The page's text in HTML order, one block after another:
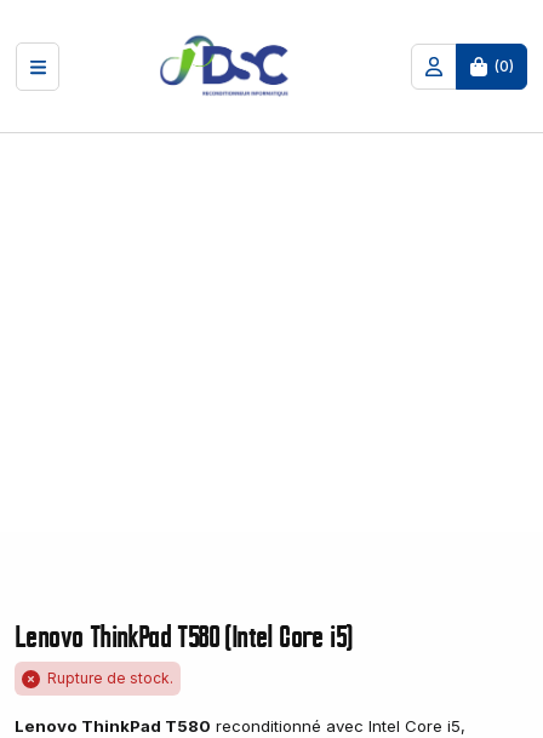
(0)
Lenovo ThinkPad T580 (Intel Core i5)
Rupture de stock.
Lenovo ThinkPad T580 reconditionné avec Intel Core i5,